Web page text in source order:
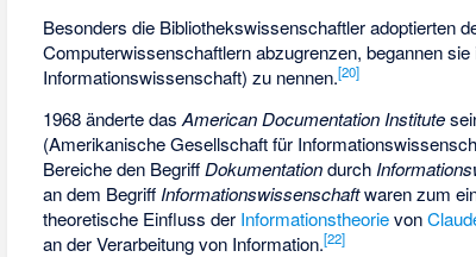
Besonders die Bibliothekswissenschaftler adoptierten
Computerwissenschaftlern abzugrenzen, begannen
Informationswissenschaft) zu nennen.[20]
1968 änderte dasAmerican Documentation Institute
(Amerikanische Gesellschaft für
Bereiche den BegriffDokumentationdurch
an dem Begriff Informationswissenschaftwaren zum
theoretische Einfluss der Informationstheorievon
an der Verarbeitung von Information.[22]